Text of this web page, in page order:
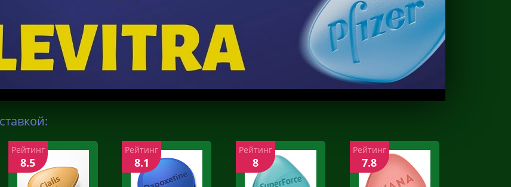
Рейтинг
8.5
Рейтинг
8.1
Рейтинг
8
Рейтинг
7.8